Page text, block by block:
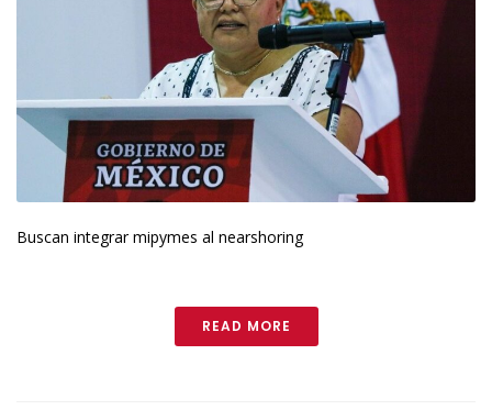
Buscan integrar mipymes al nearshoring
READ MORE